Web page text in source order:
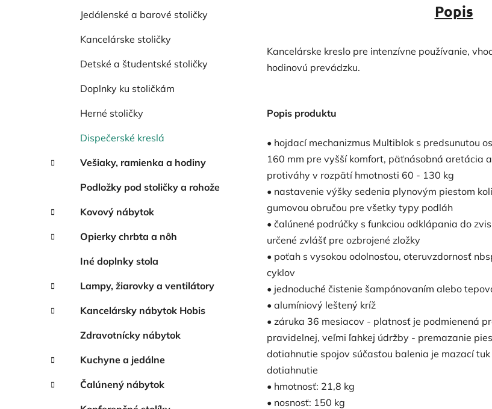
Jedálenské a barové stoličky
Kancelárske stoličky
Detské a študentské stoličky
Doplnky ku stoličkám
Herné stoličky
Dispečerské kreslá
Vešiaky, ramienka a hodiny
Podložky pod stoličky a rohože
Kovový nábytok
Opierky chrbta a nôh
Iné doplnky stola
Lampy, žiarovky a ventilátory
Kancelársky nábytok Hobis
Zdravotnícky nábytok
Kuchyne a jedálne
Čalúnený nábytok
Popis
Kancelárske kreslo pre intenzívne používanie,
hodinovú prevádzku.
Popis produktu
• hojdací mechanizmus Multiblok s predsunutou
160 mm pre vyšší komfort, päťnásobná aretácia
protiváhy v rozpätí hmotnosti 60 - 130 kg
• nastavenie výšky sedenia plynovým piestom
gumovou obručou pre všetky typy podláh
• čalúnené podrúčky s funkciou odklápania do
určené zvlášť pre ozbrojené zložky
• poťah s vysokou odolnosťou, oteruvzdornosť
cyklov
• jednoduché čistenie šampónovaním alebo
• alumíniový leštený kríž
• záruka 36 mesiacov - platnosť je podmienená
pravidelnej, veľmi ľahkej údržby - premazanie
dotiahnutie spojov súčasťou balenia je mazací tuk
dotiahnutie
• hmotnosť: 21,8 kg
• nosnosť: 150 kg